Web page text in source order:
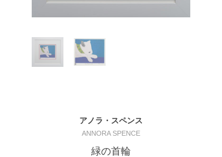
アノラ・スペンス
ANNORA SPENCE
緑の首輪